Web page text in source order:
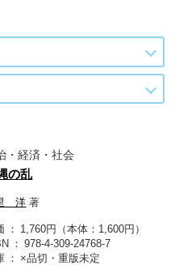
・経済・社会
の乱
洋 著
1,760円（本体：1,600円）
978-4-309-24768-7
×品切・重版未定